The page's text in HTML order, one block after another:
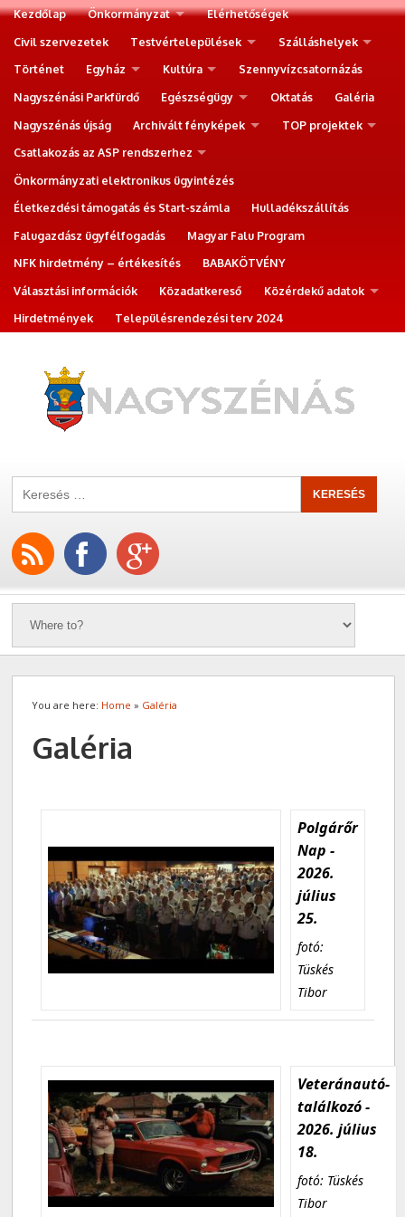
Kezdőlap Önkormányzat
Elérhetőségek
Civil szervezetek
Testvértelepülések
Szálláshelyek
Történet
Egyház Kultúra
Szennyvízcsatornázás
Nagyszénási Parkfürdő
Egészségügy Oktatás
Galéria
Nagyszénás újság
Archivált fényképek
TOP projektek
Csatlakozás az ASP rendszerhez
Önkormányzati elektronikus ügyintézés
Életkezdési támogatás és Start-számla
Hulladékszállítás
Falugazdász ügyfélfogadás
Magyar Falu Program
NFK hirdetmény – értékesítés
BABAKÖTVÉNY
Választási információk
Közadatkereső
Közérdekű adatok
Hirdetmények
Településrendezési terv 2024
You are here: Home » Galéria
Galéria
Polgárőr
Nap -
2026.
július
25.
fotó:
Tüskés
Tibor
Veteránautó-
találkozó -
2026. július
18.
fotó: Tüskés
Tibor